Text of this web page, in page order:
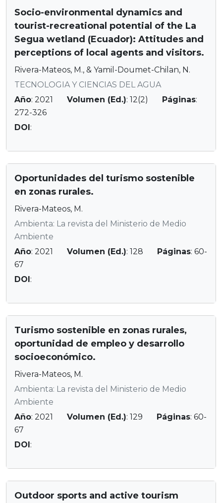
Socio-environmental dynamics and
tourist-recreational potential of the La
Segua wetland (Ecuador): Attitudes and
perceptions of local agents and visitors.
Rivera-Mateos, M., & Yamil-Doumet-Chilan, N.
TECNOLOGIA Y CIENCIAS DEL AGUA
Año: 2021 Volumen (Ed.): 12(2) Páginas:
272-326
DOI:
Oportunidades del turismo sostenible
en zonas rurales.
Rivera-Mateos, M.
Ambienta: La revista del Ministerio de Medio
Ambiente
Año: 2021 Volumen (Ed.): 128 Páginas: 60-
67
DOI:
Turismo sostenible en zonas rurales,
oportunidad de empleo y desarrollo
socioeconómico.
Rivera-Mateos, M.
Ambienta: La revista del Ministerio de Medio
Ambiente
Año: 2021 Volumen (Ed.): 129 Páginas: 60-
67
DOI:
Outdoor sports and active tourism